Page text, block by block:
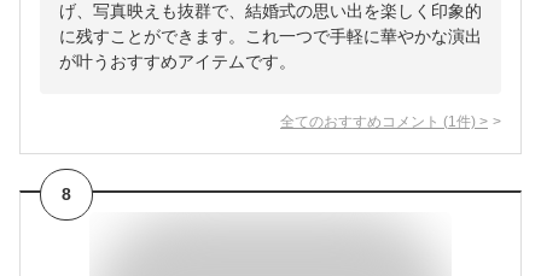
げ、写真映えも抜群で、結婚式の思い出を楽しく印象的
に残すことができます。これ一つで手軽に華やかな演出
が叶うおすすめアイテムです。
全てのおすすめコメント (1 件) >
8